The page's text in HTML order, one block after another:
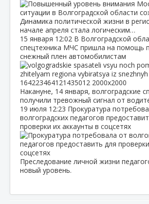
Динамика политической жизни в
начале апреля стала логическим…
15 января 12:02 В Волгоградской
спецтехника МЧС пришла на помощь
снежный плен автомобилистам
Накануне, 14 января, волгоградские
получили тревожный сигнал от
19 июля 12:23 Прокуратура
волгоградских педагогов
проверки их аккаунты в соцсетях
Преследование личной жизни
новый уровень.